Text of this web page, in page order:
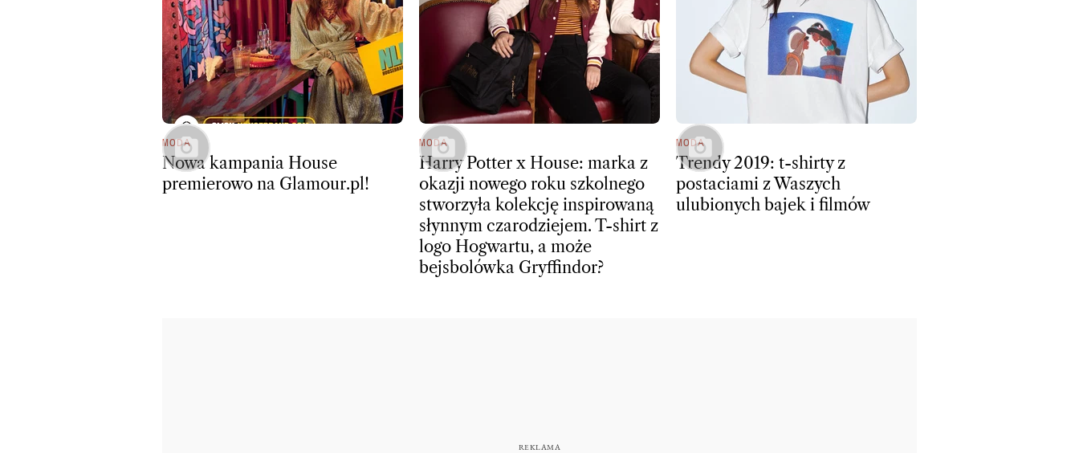
MODA
Nowa kampania House
premierowo na Glamour.pl!
MODA
Harry Potter x House: marka z
okazji nowego roku szkolnego
stworzyła kolekcję inspirowaną
słynnym czarodziejem. T-shirt z
logo Hogwartu, a może
bejsbolówka Gryffindor?
MODA
Trendy 2019: t-shirty z
postaciami z Waszych
ulubionych bajek i filmów